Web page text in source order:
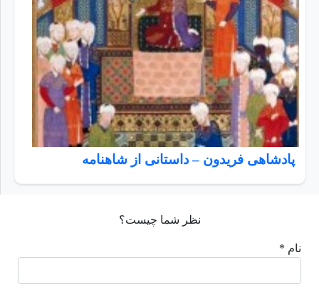
پادشاهی فریدون – داستانی از شاهنامه
نظر شما چیست؟
نام *